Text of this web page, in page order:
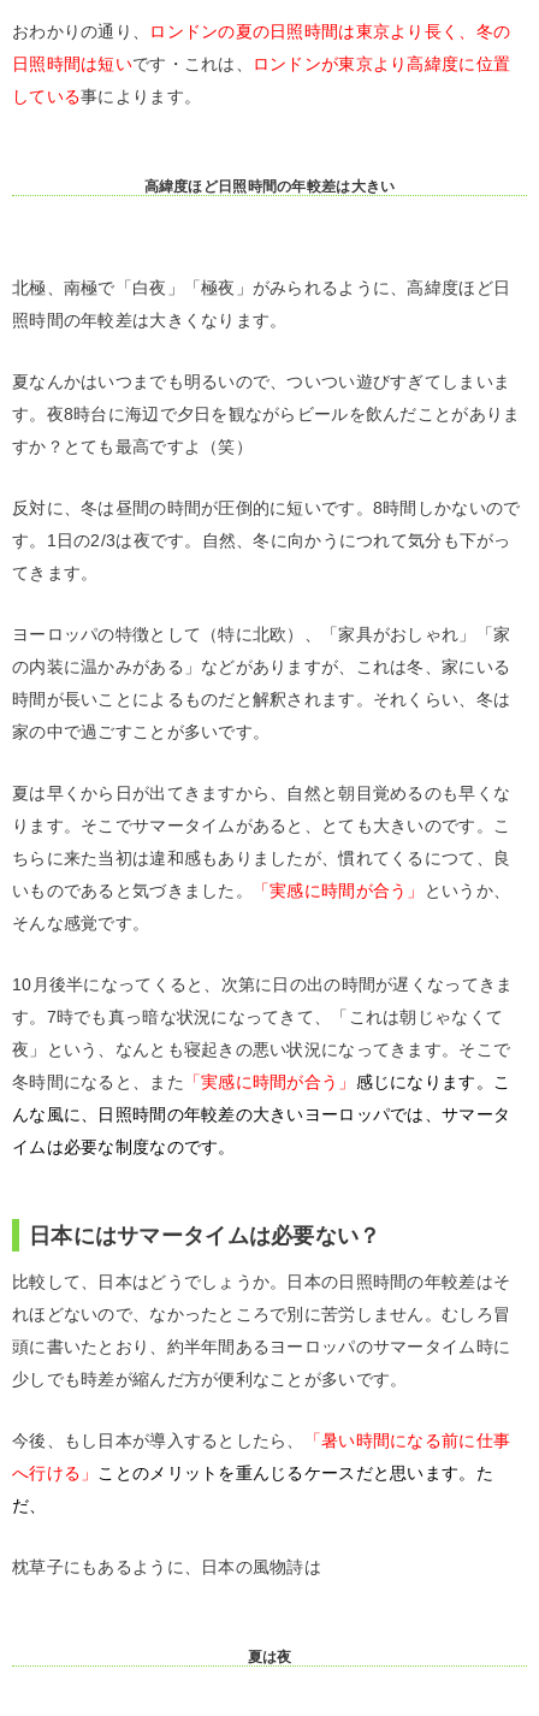
おわかりの通り、
ロンドンの夏の日照時間は東京より長く、冬の
日照時間は短いです・これは、
ロンドンが東京より高緯度に位置
している事によります。
高緯度ほど日照時間の年較差は大きい
北極、南極で「白夜」「極夜」がみられるように、高緯度ほど日
照時間の年較差は大きくなります。
夏なんかはいつまでも明るいので、ついつい遊びすぎてしまいま
す。夜8時台に海辺で夕日を観ながらビールを飲んだことがありま
すか？とても最高ですよ（笑）
反対に、冬は昼間の時間が圧倒的に短いです。8時間しかないので
す。1日の2/3は夜です。自然、冬に向かうにつれて気分も下がっ
てきます。
ヨーロッパの特徴として（特に北欧）、「家具がおしゃれ」「家
の内装に温かみがある」などがありますが、これは冬、家にいる
時間が長いことによるものだと解釈されます。それくらい、冬は
家の中で過ごすことが多いです。
夏は早くから日が出てきますから、自然と朝目覚めるのも早くな
ります。そこでサマータイムがあると、とても大きいのです。こ
ちらに来た当初は違和感もありましたが、慣れてくるにつて、良
いものであると気づきました。
「実感に時間が合う」
というか、
そんな感覚です。
10月後半になってくると、次第に日の出の時間が遅くなってきま
す。7時でも真っ暗な状況になってきて、「これは朝じゃなくて
夜」という、なんとも寝起きの悪い状況になってきます。そこで
冬時間になると、また
「実感に時間が合う」 感じになります。こ
んな風に、日照時間の年較差の大きいヨーロッパでは、サマータ
イムは必要な制度なのです。
日本にはサマータイムは必要ない？
比較して、日本はどうでしょうか。日本の日照時間の年較差はそ
れほどないので、なかったところで別に苦労しません。むしろ冒
頭に書いたとおり、約半年間あるヨーロッパのサマータイム時に
少しでも時差が縮んだ方が便利なことが多いです。
今後、もし日本が導入するとしたら、
「暑い時間になる前に仕事
へ行ける」 ことのメリットを重んじるケースだと思います。た
だ、
枕草子にもあるように、日本の風物詩は
夏は夜